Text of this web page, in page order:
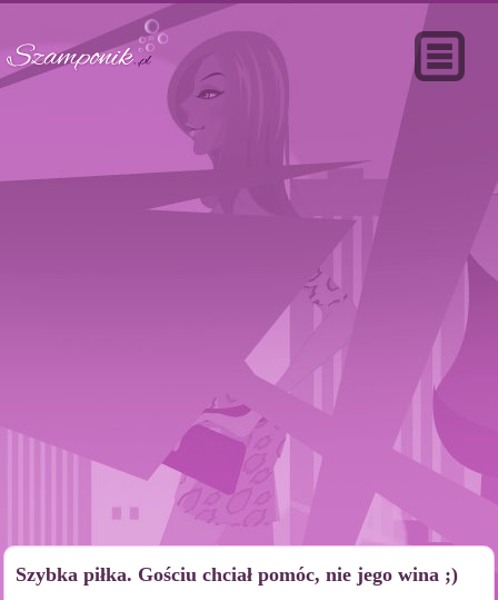
Szybka piłka. Gościu chciał pomóc, nie jego wina ;)